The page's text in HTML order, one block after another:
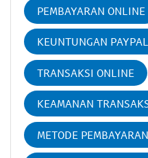
PEMBAYARAN ONLINE
KEUNTUNGAN PAYPAL
TRANSAKSI ONLINE
KEAMANAN
METODE PEMBAYARAN